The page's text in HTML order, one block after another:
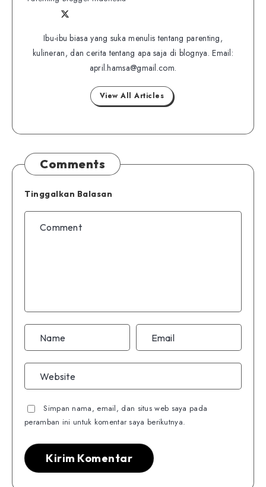
on
me
on
Facebook
Ibu-ibu biasa yang suka menulis tentang parenting,
kulineran, dan cerita tentang apa saja di blognya. Email:
april.hamsa@gmail.com.
View All Articles
Comments
Tinggalkan Balasan
Simpan nama, email, dan situs web saya pada
peramban ini untuk komentar saya berikutnya.